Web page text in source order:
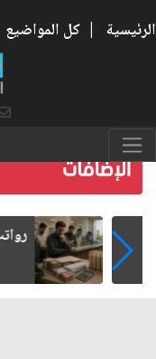
الرئيسية | كل المواضيع
رواتب